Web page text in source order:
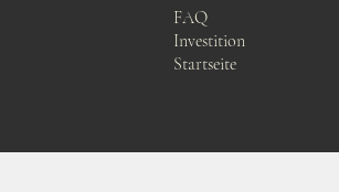
FAQ
Investition
Startseite